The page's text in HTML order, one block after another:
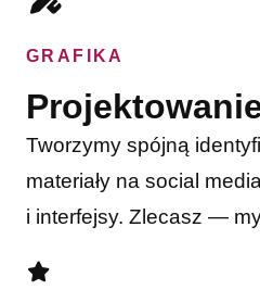
GRAFIKA
Tworzymy spójną
materiały na social
i interfejsy. Zlecasz —